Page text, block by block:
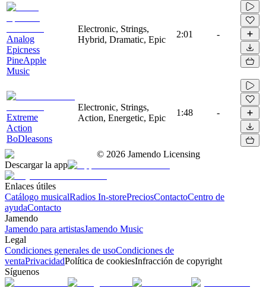
Analog
Epicness
PineApple
Music
Electronic, Strings,
Hybrid, Dramatic, Epic
2:01 -
Extreme
Action
BoDleasons
Electronic, Strings,
Action, Energetic, Epic
1:48 -
© 2026 Jamendo Licensing
Descargar la app
Enlaces útiles
Catálogo musicalRadios In-storePreciosContactoCentro de
ayudaContacto
Jamendo
Jamendo para artistasJamendo Music
Legal
Condiciones generales de usoCondiciones de
ventaPrivacidadPolítica de cookiesInfracción de copyright
Síguenos